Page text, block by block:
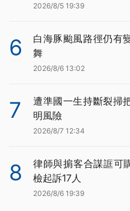
2026/8/5 19:39
6
白海豚颱風路徑仍有
舞
2026/8/6 13:02
7
遭準國一生持斷裂掃
明風險
2026/8/7 12:34
8
律師與掮客合謀誆可
檢起訴17人
2026/8/6 19:39